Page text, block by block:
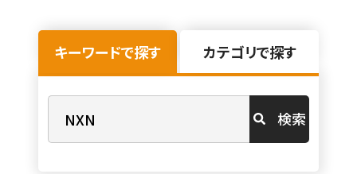
キーワードで探す カテゴリで探す
検索